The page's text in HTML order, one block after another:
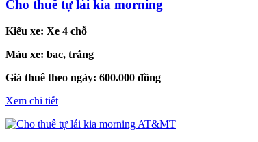
Cho thuê tự lái kia morning
Kiểu xe: Xe 4 chỗ
Màu xe: bac, trắng
Giá thuê theo ngày: 600.000 đồng
Xem chi tiết